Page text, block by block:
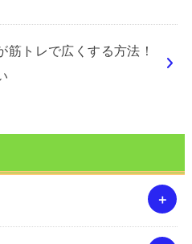
筋トレで広くする方法！